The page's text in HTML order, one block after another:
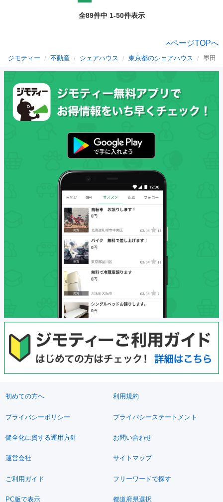
全89件中 1-50件表示
ページTOPへ
ジモティー 不動産 シェアハウス 東京都のシェアハウス 墨田
初めての方へ 利用規約
プライバシーポリシー プライバシーステートメント
健全化に資する運用方針 お問い合わせ
運営会社 サイトマップ
ご利用ガイド フリーワードで探す
PC版で表示 都道府県選択